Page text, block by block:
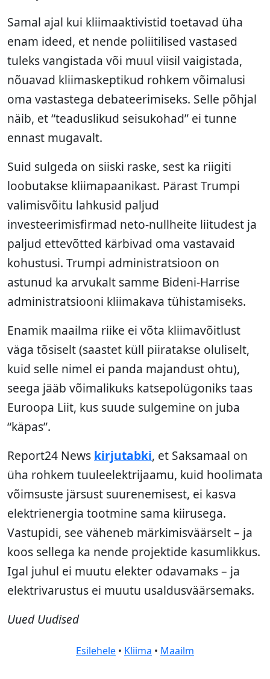
Samal ajal kui kliimaaktivistid toetavad üha
enam ideed, et nende poliitilised vastased
tuleks vangistada või muul viisil vaigistada,
nõuavad kliimaskeptikud rohkem võimalusi
oma vastastega debateerimiseks. Selle põhjal
näib, et “teaduslikud seisukohad” ei tunne
ennast mugavalt.
Suid sulgeda on siiski raske, sest ka riigiti
loobutakse kliimapaanikast. Pärast Trumpi
valimisvõitu lahkusid paljud
investeerimisfirmad neto-nullheite liitudest ja
paljud ettevõtted kärbivad oma vastavaid
kohustusi. Trumpi administratsioon on
astunud ka arvukalt samme Bideni-Harrise
administratsiooni kliimakava tühistamiseks.
Enamik maailma riike ei võta kliimavõitlust
väga tõsiselt (saastet küll piiratakse oluliselt,
kuid selle nimel ei panda majandust ohtu),
seega jääb võimalikuks katsepolügoniks taas
Euroopa Liit, kus suude sulgemine on juba
“käpas”.
Report24 News kirjutabki, et Saksamaal on
üha rohkem tuuleelektrijaamu, kuid hoolimata
võimsuste järsust suurenemisest, ei kasva
elektrienergia tootmine sama kiirusega.
Vastupidi, see väheneb märkimisväärselt – ja
koos sellega ka nende projektide kasumlikkus.
Igal juhul ei muutu elekter odavamaks – ja
elektrivarustus ei muutu usaldusväärsemaks.
Uued Uudised
Esilehele • Kliima • Maailm